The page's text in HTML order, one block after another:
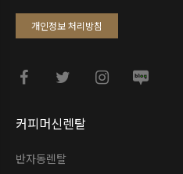
커피머신렌탈
반자동렌탈
개인정보 처리방침